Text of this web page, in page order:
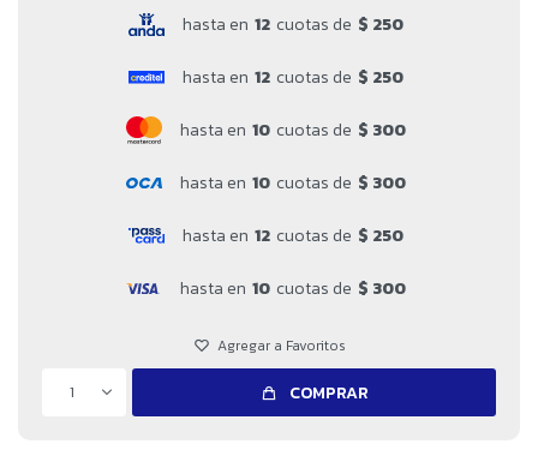
hasta en 12 cuotas de $ 250
hasta en 12 cuotas de $ 250
hasta en 10 cuotas de $ 300
hasta en 10 cuotas de $ 300
hasta en 12 cuotas de $ 250
hasta en 10 cuotas de $ 300
1 COMPRAR